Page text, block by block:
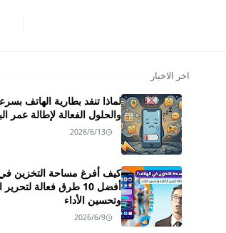
اخر الاخبار
لماذا تنفد بطارية الهاتف
والحلول الفعالة لإطالة عمر
2026/6/13
كيف أفرغ مساحة التخزين
أفضل 10 طرق فعالة
وتحسين الأداء
2026/6/9